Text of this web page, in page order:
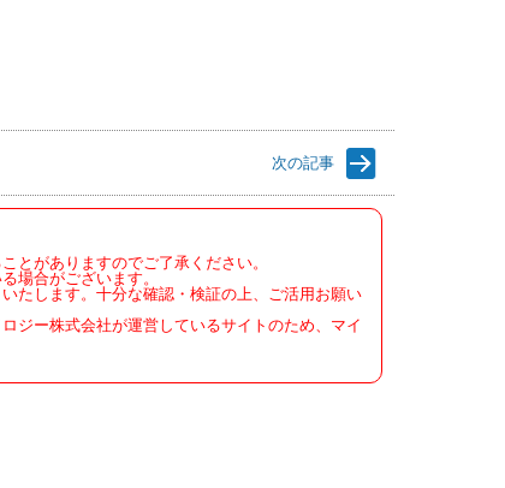
次の記事
とがありますのでご了承ください。
場合がございます。
たします。十分な確認・検証の上、ご活用お願い
ジー株式会社が運営しているサイトのため、マイ